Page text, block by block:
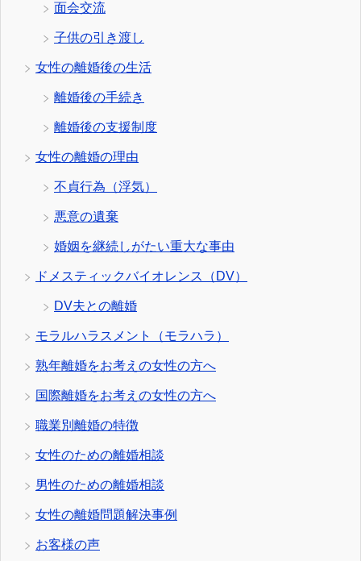
面会交流
子供の引き渡し
女性の離婚後の生活
離婚後の手続き
離婚後の支援制度
女性の離婚の理由
不貞行為（浮気）
悪意の遺棄
婚姻を継続しがたい重大な事由
ドメスティックバイオレンス（DV）
DV夫との離婚
モラルハラスメント（モラハラ）
熟年離婚をお考えの女性の方へ
国際離婚をお考えの女性の方へ
職業別離婚の特徴
女性のための離婚相談
男性のための離婚相談
女性の離婚問題解決事例
お客様の声